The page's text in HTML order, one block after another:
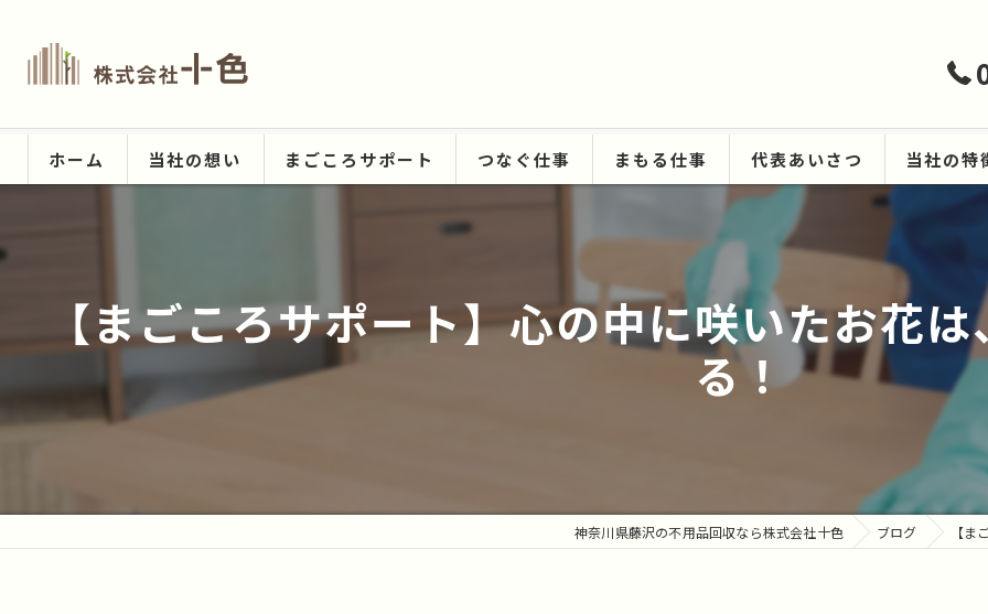
ホーム 当社の想い まごころサポート つなぐ仕事 まもる仕事 代表あいさつ 当社の特
遺品整理
生前整理
空き家
原状回復
【まごころサポート】心の中に咲いたお花
る！
神奈川県藤沢の不用品回収なら株式会社十色 ブログ 【